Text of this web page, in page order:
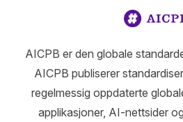
AICPB er den globale
AICPB publiserer
regelmessig oppdaterte
applikasjoner, AI-nettsider